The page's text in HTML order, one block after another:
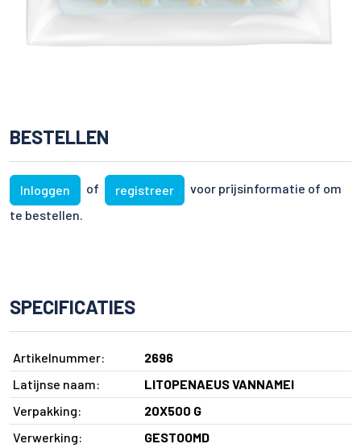
BESTELLEN
Inloggen of registreer
voor prijsinformatie of om
te bestellen.
SPECIFICATIES
Artikelnummer:
2696
Latijnse naam:
LITOPENAEUS VANNAMEI
Verpakking:
20X500 G
Verwerking:
GESTOOMD